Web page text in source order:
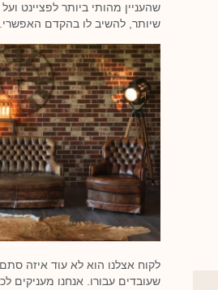
שהעניין מהותי ביותר לפציינט
שיותר, להשיב לו בהקדם האפשרי.
לקוח אצלנו הוא לא עוד איזה
שעובדים עבורו. אנחנו מעניקים